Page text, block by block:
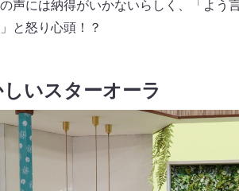
声には納得がいかないらしく、「よう
と怒り心頭！？
いスターオーラ